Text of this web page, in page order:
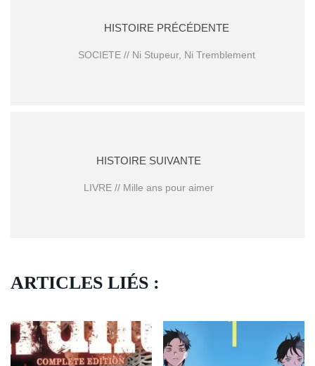
HISTOIRE PRÉCÉDENTE
SOCIETE // Ni Stupeur, Ni Tremblement
HISTOIRE SUIVANTE
LIVRE // Mille ans pour aimer
ARTICLES LIÉS :